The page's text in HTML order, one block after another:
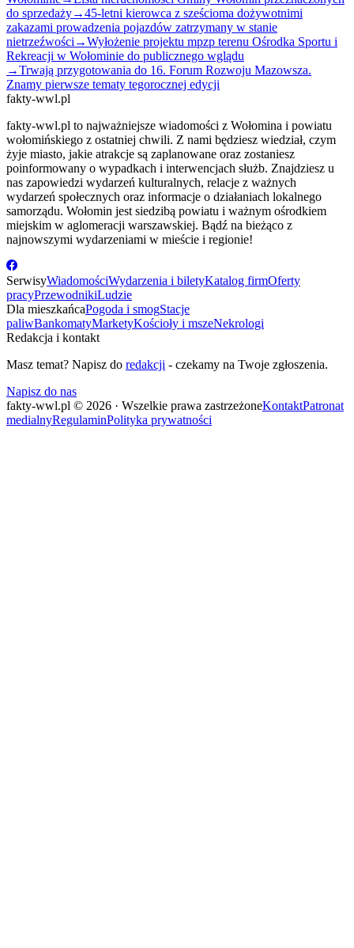
do sprzedaży→45-letni kierowca z sześcioma dożywotnimi
zakazami prowadzenia pojazdów zatrzymany w stanie
nietrzeźwości →Wyłożenie projektu mpzp terenu Ośrodka Sportu i
Rekreacji w Wołominie do publicznego wglądu
→Trwają przygotowania do 16. Forum Rozwoju Mazowsza.
Znamy pierwsze tematy tegorocznej edycji
fakty-wwl.pl
fakty-wwl.pl to najważniejsze wiadomości z Wołomina i powiatu
wołomińskiego z ostatniej chwili. Z nami będziesz wiedział, czym
żyje miasto, jakie atrakcje są zaplanowane oraz zostaniesz
poinformowany o wypadkach i interwencjach służb. Znajdziesz u
nas zapowiedzi wydarzeń kulturalnych, relacje z ważnych
wydarzeń społecznych oraz informacje o działaniach lokalnego
samorządu. Wołomin jest siedzibą powiatu i ważnym ośrodkiem
miejskim w aglomeracji warszawskiej. Bądź na bieżąco z
najnowszymi wydarzeniami w mieście i regionie!
SerwisyWiadomościWydarzenia i biletyKatalog firmOferty
pracyPrzewodnikiLudzie
Dla mieszkańcaPogoda i smogStacje
paliwBankomatyMarketyKościoły i mszeNekrologi
Redakcja i kontakt
Masz temat? Napisz do redakcji - czekamy na Twoje zgłoszenia.
Napisz do nas
fakty-wwl.pl © 2026 · Wszelkie prawa zastrzeżoneKontaktPatronat
medialnyRegulaminPolityka prywatności